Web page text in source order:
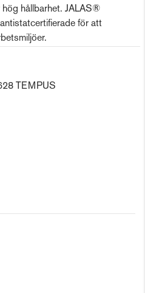
hög hållbarhet. JALAS®
för att
TEMPUS